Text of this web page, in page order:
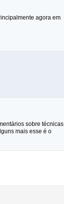
agora em
sobre técnicas
mais esse é o